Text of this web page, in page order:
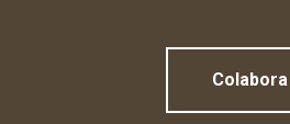
Colabora